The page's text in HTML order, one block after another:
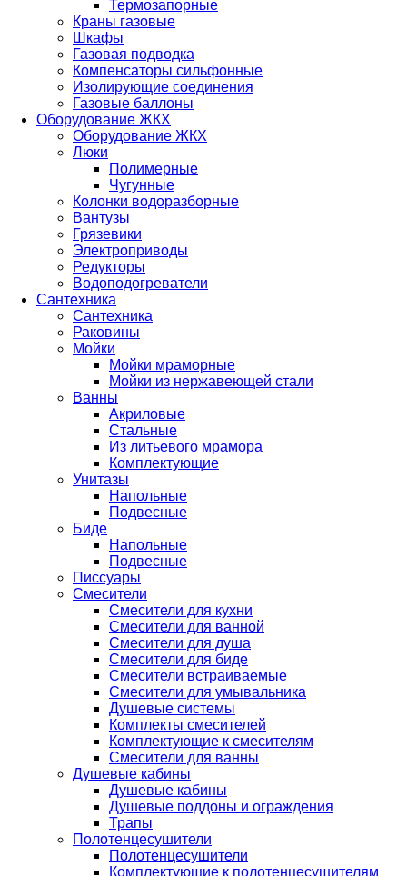
Термозапорные
Краны газовые
Шкафы
Газовая подводка
Компенсаторы сильфонные
Изолирующие соединения
Газовые баллоны
Оборудование ЖКХ
Оборудование ЖКХ
Люки
Полимерные
Чугунные
Колонки водоразборные
Вантузы
Грязевики
Электроприводы
Редукторы
Водоподогреватели
Сантехника
Сантехника
Раковины
Мойки
Мойки мраморные
Мойки из нержавеющей стали
Ванны
Акриловые
Стальные
Из литьевого мрамора
Комплектующие
Унитазы
Напольные
Подвесные
Биде
Напольные
Подвесные
Писсуары
Смесители
Смесители для кухни
Смесители для ванной
Смесители для душа
Смесители для биде
Смесители встраиваемые
Смесители для умывальника
Душевые системы
Комплекты смесителей
Комплектующие к смесителям
Смесители для ванны
Душевые кабины
Душевые кабины
Душевые поддоны и ограждения
Трапы
Полотенцесушители
Полотенцесушители
Комплектующие к полотенцесушителям